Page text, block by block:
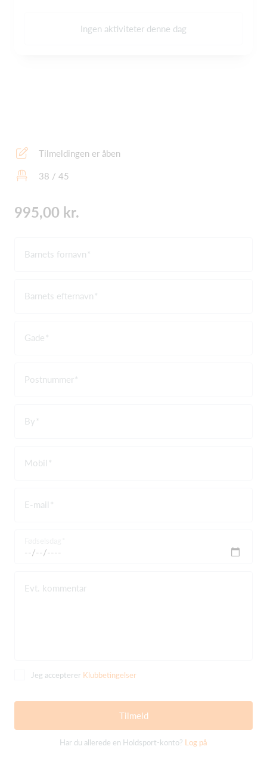
Ingen aktiviteter denne dag
Tilmeldingen er åben
38 / 45
995,00 kr.
Barnets fornavn
Barnets efternavn
Gade
Postnummer
By
Mobil
E-mail
Evt. kommentar
Jeg accepterer Klubbetingelser
Tilmeld
Har du allerede en Holdsport-konto? Log på